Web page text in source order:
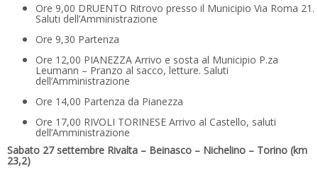
Ore 9,00 DRUENTO Ritrovo presso il Municipio Via Roma 21.
Saluti dell’Amministrazione
Ore 9,30 Partenza
Ore 12,00 PIANEZZA Arrivo e sosta al Municipio P.za
Leumann – Pranzo al sacco, letture. Saluti
dell’Amministrazione
Ore 14,00 Partenza da Pianezza
Ore 17,00 RIVOLI TORINESE Arrivo al Castello, saluti
dell’Amministrazione
Sabato 27 settembre Rivalta – Beinasco – Nichelino – Torino (km
23,2)